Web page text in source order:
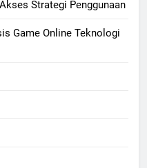
Strategi Penggunaan
Game Online Teknologi